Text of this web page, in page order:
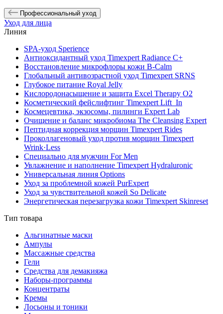
Профессиональный уход
Уход для лица
Линия
SPA-уход Sperience
Антиоксидантный уход Timexpert Radiance C+
Восстановление микрофлоры кожи B-Calm
Глобальный антивозрастной уход Timexpert SRNS
Глубокое питание Royal Jelly
Кислородонасыщение и защита Excel Therapy O2
Косметический фейслифтинг Timexpert Lift_In
Космецевтика, экзосомы, пилинги Expert Lab
Очищение и баланс микробиома The Cleansing Expert
Пептидная коррекция морщин Timexpert Rides
Проколлагеновый уход против морщин Timexpert
Wrink·Less
Специально для мужчин For Men
Увлажнение и наполнение Timexpert Hydraluronic
Универсальная линия Options
Уход за проблемной кожей PurExpert
Уход за чувствительной кожей So Delicate
Энергетическая перезагрузка кожи Timexpert Skinreset
Тип товара
Альгинатные маски
Ампулы
Массажные средства
Гели
Средства для демакияжа
Наборы-программы
Концентраты
Кремы
Лосьоны и тоники